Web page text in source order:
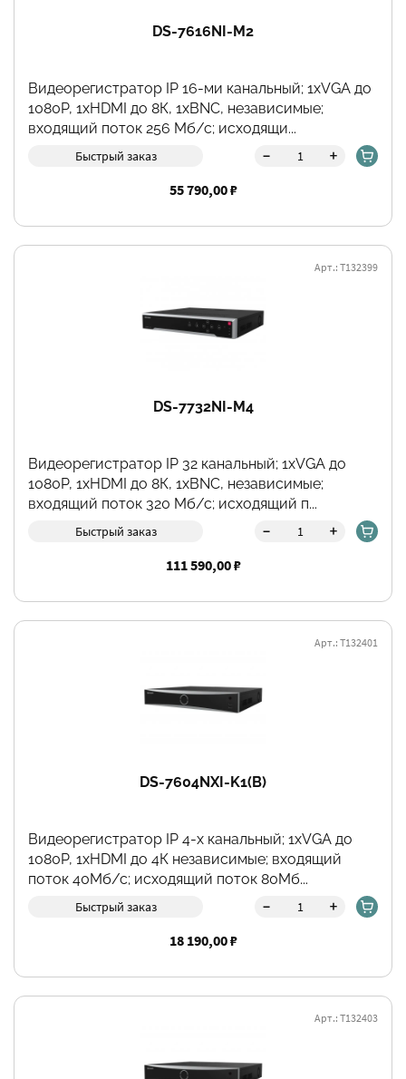
DS-7616NI-M2
Видеорегистратор IP 16-ми канальный; 1хVGA до
1080Р, 1хHDMI до 8К, 1хBNC, независимые;
входящий поток 256 Мб/с; исходящи...
Быстрый заказ - +
55 790,00 ₽
DS-7732NI-M4
Арт.: Т132399
Видеорегистратор IP 32 канальный; 1хVGA до
1080Р, 1хHDMI до 8К, 1хBNC, независимые;
входящий поток 320 Мб/с; исходящий п...
Быстрый заказ - +
111 590,00 ₽
DS-7604NXI-K1(B)
Арт.: Т132401
Видеорегистратор IP 4-х канальный; 1хVGA до
1080Р, 1хHDMI до 4К независимые; входящий
поток 40Мб/с; исходящий поток 80Мб...
Быстрый заказ - +
18 190,00 ₽
Арт.: Т132403